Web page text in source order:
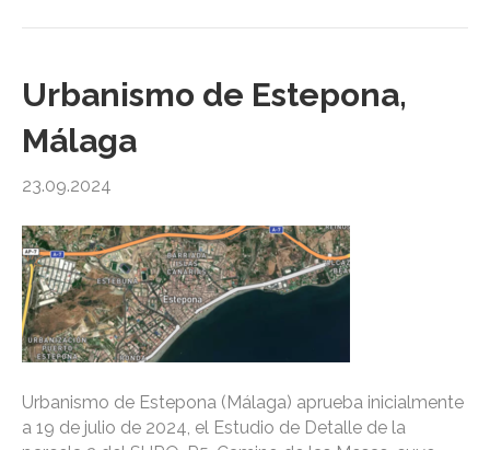
Urbanismo de Estepona,
Málaga
23.09.2024
Urbanismo de Estepona (Málaga) aprueba inicialmente
a 19 de julio de 2024, el Estudio de Detalle de la